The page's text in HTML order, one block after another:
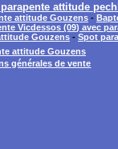
attitude
attitude Gouzens -
Vicdessos (09) avec
Gouzens - Spot
attitude Gouzens
générales de vente